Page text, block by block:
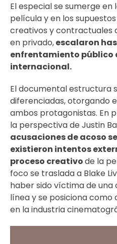
El especial se sumerge
película y en los
creativos y contractuales
en privado,escalaron
enfrentamiento público
internacional.
El documental estructura
diferenciadas, otorgando
ambos protagonistas. En
la perspectiva de Justin
acusaciones de acoso
existieron intentos
proceso creativode la
foco se traslada a Blake
haber sido víctima de
línea y se posiciona como
en la industria